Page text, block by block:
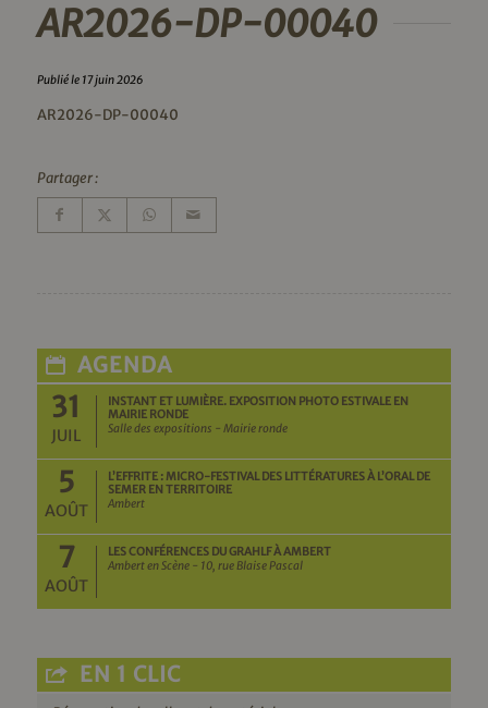
AR2026-DP-00040
Publié le 17 juin 2026
AR2026-DP-00040
Partager :
AGENDA
31
JUIL
INSTANT ET LUMIÈRE. EXPOSITION PHOTO ESTIVALE EN
MAIRIE RONDE
Salle des expositions - Mairie ronde
5
AOÛT
L’EFFRITE : MICRO-FESTIVAL DES LITTÉRATURES À L’ORAL DE
SEMER EN TERRITOIRE
Ambert
7
AOÛT
LES CONFÉRENCES DU GRAHLF À AMBERT
Ambert en Scène - 10, rue Blaise Pascal
EN 1 CLIC